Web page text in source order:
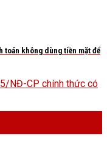
toán không dùng tiền mặt để
NĐ-CP chính thức có